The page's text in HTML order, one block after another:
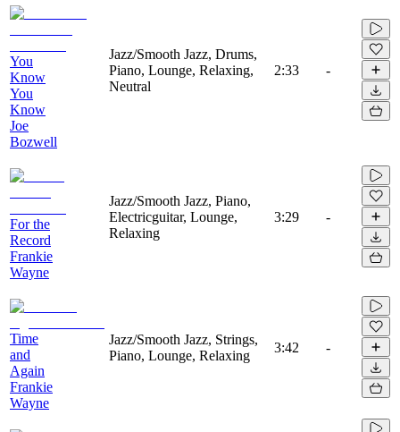
You
Know
You
Know
Joe
Bozwell
Jazz/Smooth Jazz, Drums,
Piano, Lounge, Relaxing,
Neutral
2:33 -
For the
Record
Frankie
Wayne
Jazz/Smooth Jazz, Piano,
Electricguitar, Lounge,
Relaxing
3:29 -
Time
and
Again
Frankie
Wayne
Jazz/Smooth Jazz, Strings,
Piano, Lounge, Relaxing
3:42 -